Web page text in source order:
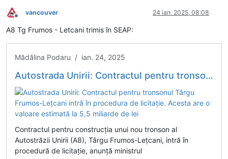
Deconectat
vancouver 24 ian. 2025, 08:08
A8 Tg Frumos - Letcani trimis în SEAP:
Mădălina Podaru / ian. 24, 2025
Autostrada Unirii: Contractul pentru tronsonul Târgu Frumos-Lețcani intră în procedura de licitație. Acesta are o valoare estimată la 5,5 miliarde de lei
Contractul pentru construcția unui nou tronson al
Autostrăzii Unirii (A8), Târgu Frumos-Lețcani, intră în
procedură de licitație, anunță ministrul